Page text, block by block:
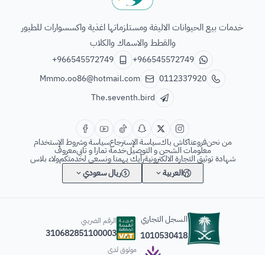
خدمات بيع الحيوانات الاليفة ومستلزماتها اغذية واكسسوارات للطيور
والقطط والاسماك والكلاب
+966545572749
+966545572749
0112337920
Mmmo.oo86@hotmail.com
The.seventh.bird
من نحنفروعناكاش باكسياسة الإسترجاعسياسة وشروط الإستخدام
معلومات الشحن و التوصيلخدمة تمارا و تابيمعروف
شهادة توثيق التجارة الالكترونيةرأيك يهمنا ونسعى لخدمتكمولاء بلاس
العربية
ريال سعودي
السجل التجاري
1010530418
الرقم الضريبي
310682851100003
موثوق لدى